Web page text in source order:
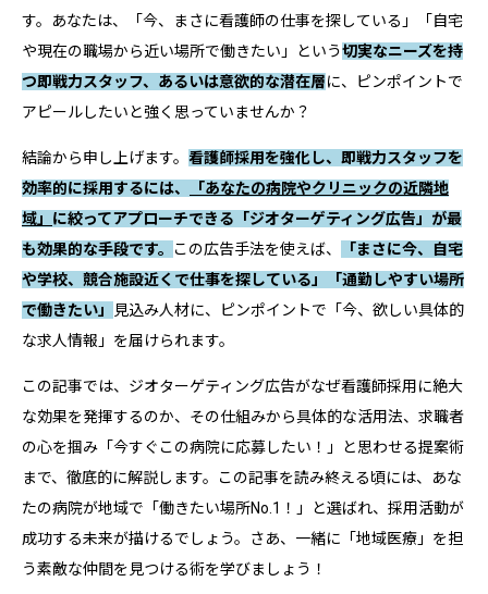
す。あなたは、「今、まさに看護師の仕事を探している」「自宅
や現在の職場から近い場所で働きたい」という切実なニーズを持
つ即戦力スタッフ、あるいは意欲的な潜在層に、ピンポイントで
アピールしたいと強く思っていませんか？
結論から申し上げます。 看護師採用を強化し、即戦力スタッフを
効率的に採用するには、
「あなたの病院やクリニックの近隣地
域」 に絞ってアプローチできる「ジオターゲティング広告」が最
も効果的な手段です。
この広告手法を使えば、
「まさに今、自宅
や学校、競合施設近くで仕事を探している」「通勤しやすい場所
で働きたい」
見込み人材に、ピンポイントで「今、欲しい具体的
な求人情報」を届けられます。
この記事では、ジオターゲティング広告がなぜ看護師採用に絶大
な効果を発揮するのか、その仕組みから具体的な活用法、求職者
の心を掴み「今すぐこの病院に応募したい！」と思わせる提案術
まで、徹底的に解説します。この記事を読み終える頃には、あな
たの病院が地域で「働きたい場所No.1！」と選ばれ、採用活動が
成功する未来が描けるでしょう。さあ、一緒に「地域医療」を担
う素敵な仲間を見つける術を学びましょう！